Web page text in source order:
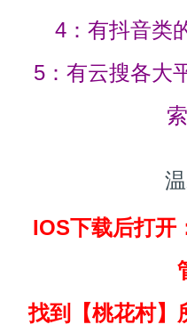
4：有抖音类
5：有云搜各大
IOS下载后打开
找到
【桃花村